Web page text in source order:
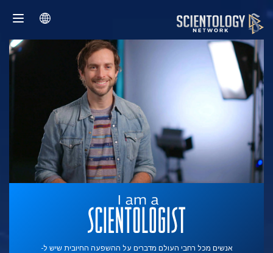
אנשים מכל רחבי העולם מדברים על ההשפעה החיובית שיש ל-